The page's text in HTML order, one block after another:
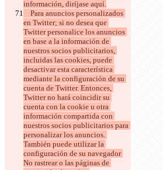
en Twitter; si no desea que
Twitter personalice los anuncios
en base a la información de
nuestros socios publicitarios,
incluidas las cookies, puede
desactivar esta característica
mediante la configuración de su
cuenta de Twitter. Entonces,
Twitter no hará coincidir su
cuenta con la cookie u otra
información compartida con
nuestros socios publicitarios para
personalizar los anuncios.
También puede utilizar la
configuración de su navegador
No rastrear o las páginas de